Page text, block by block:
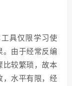
具仅限学习使
。由于经常反编
比较繁琐，故本
，水平有限，经